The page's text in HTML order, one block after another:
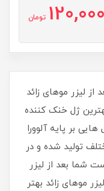
120,000 تومان
لیزر موهای زائد
ژل خنک کننده
هایی بر پایه آلوورا
تولید شده و در
شما بعد از لیزر
موهای زائد بهتر